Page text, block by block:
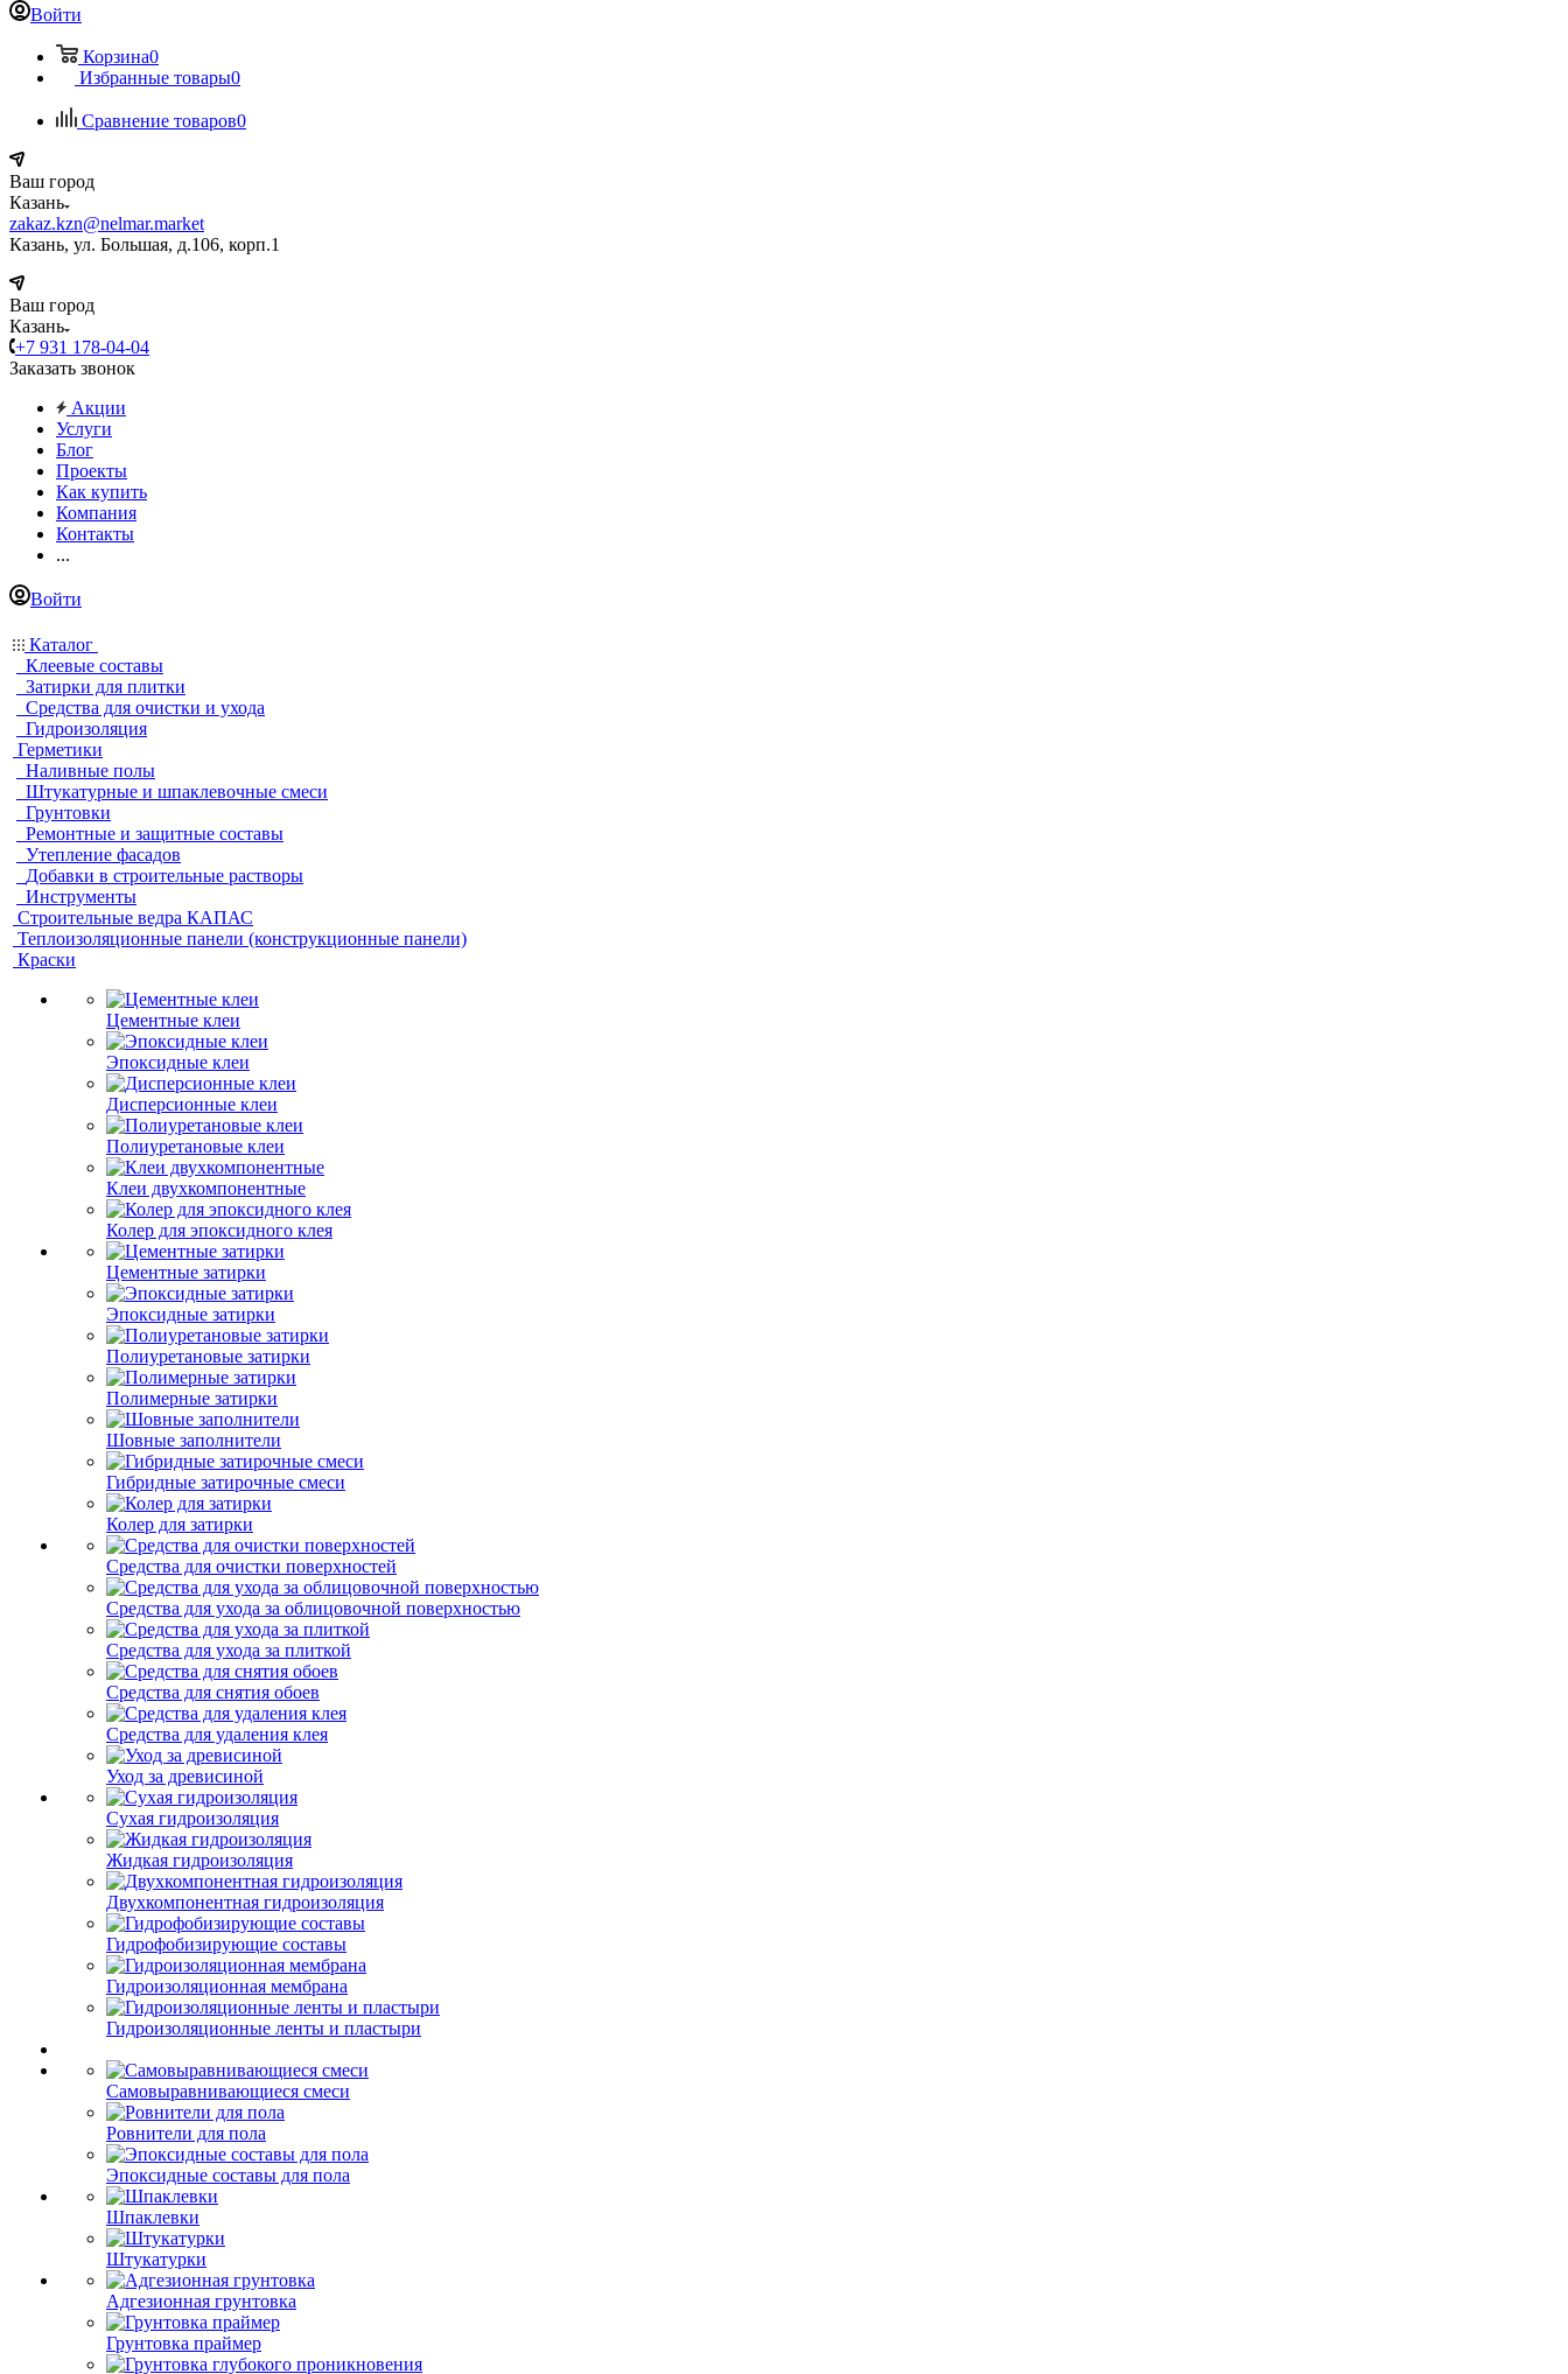
Войти
Корзина0
Избранные товары0
Сравнение товаров0
Ваш город
Казань
zakaz.kzn@nelmar.market
Казань, ул. Большая, д.106, корп.1
Ваш город
Казань
+7 931 178-04-04
Заказать звонок
Акции
Услуги
Блог
Проекты
Как купить
Компания
Контакты
...
Войти
Каталог
Клеевые составы
Затирки для плитки
Средства для очистки и ухода
Гидроизоляция
Герметики
Наливные полы
Штукатурные и шпаклевочные смеси
Грунтовки
Ремонтные и защитные составы
Утепление фасадов
Добавки в строительные растворы
Инструменты
Строительные ведра КАПАС
Теплоизоляционные панели (конструкционные панели)
Краски
Цементные клеи
Эпоксидные клеи
Дисперсионные клеи
Полиуретановые клеи
Клеи двухкомпонентные
Колер для эпоксидного клея
Цементные затирки
Эпоксидные затирки
Полиуретановые затирки
Полимерные затирки
Шовные заполнители
Гибридные затирочные смеси
Колер для затирки
Средства для очистки поверхностей
Средства для ухода за облицовочной поверхностью
Средства для ухода за плиткой
Средства для снятия обоев
Средства для удаления клея
Уход за древисиной
Сухая гидроизоляция
Жидкая гидроизоляция
Двухкомпонентная гидроизоляция
Гидрофобизирующие составы
Гидроизоляционная мембрана
Гидроизоляционные ленты и пластыри
Самовыравнивающиеся смеси
Ровнители для пола
Эпоксидные составы для пола
Шпаклевки
Штукатурки
Адгезионная грунтовка
Грунтовка праймер